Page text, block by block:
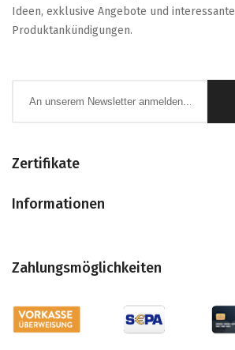
Ideen, exklusive Angebote und interessante
Produktankündigungen.
Zertifikate
Informationen
Zahlungsmöglichkeiten